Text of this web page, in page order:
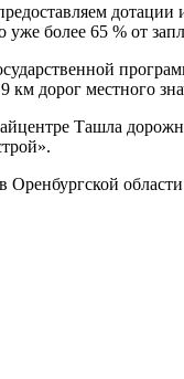
дотации
более 65 % от
км дорог местного
Ташла